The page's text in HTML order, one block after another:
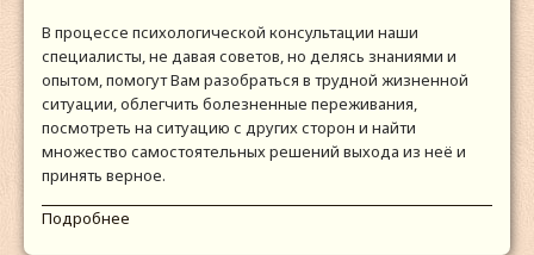
В процессе психологической консультации наши
специалисты, не давая советов, но делясь знаниями и
опытом, помогут Вам разобраться в трудной жизненной
ситуации, облегчить болезненные переживания,
посмотреть на ситуацию с других сторон и найти
множество самостоятельных решений выхода из неё и
принять верное.
Подробнее